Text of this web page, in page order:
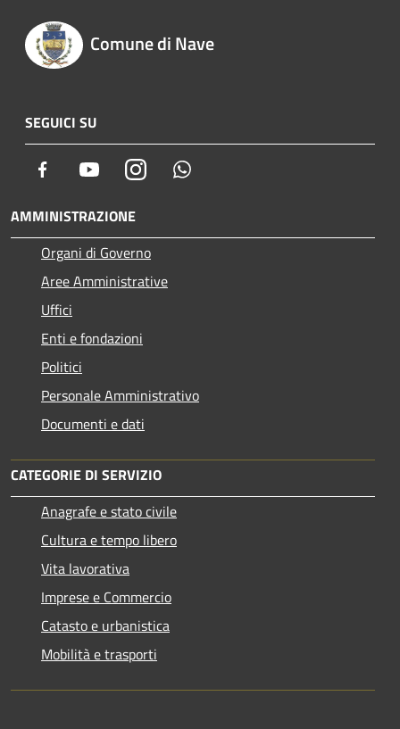
Comune di Nave
SEGUICI SU
Facebook YoutubeInstagram
AMMINISTRAZIONE
Organi di Governo
Aree Amministrative
Uffici
Enti e fondazioni
Politici
Personale Amministrativo
Documenti e dati
CATEGORIE DI SERVIZIO
Anagrafe e stato civile
Cultura e tempo libero
Vita lavorativa
Imprese e Commercio
Catasto e urbanistica
Mobilità e trasporti